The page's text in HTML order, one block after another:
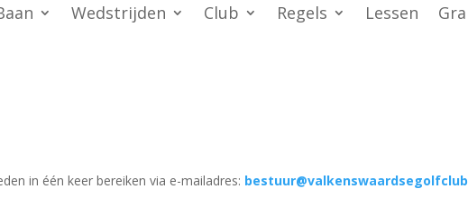
Wedstrijden Club Regels Lessen
in één keer bereiken via e-mailadres: